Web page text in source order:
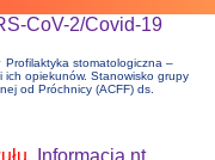
CoV-2/Covid-19
Profilaktyka stomatologiczna –
opiekunów. Stanowisko grupy
od Próchnicy (ACFF) ds.